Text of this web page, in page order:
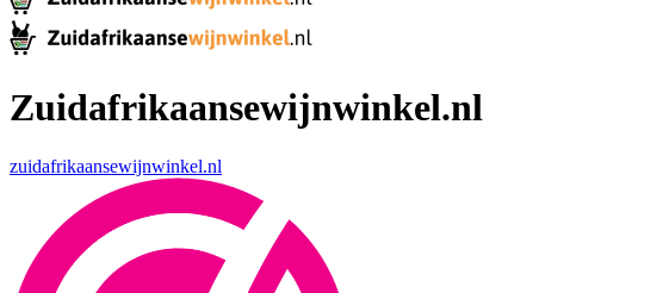
Zuidafrikaansewijnwinkel.nl
zuidafrikaansewijnwinkel.nl